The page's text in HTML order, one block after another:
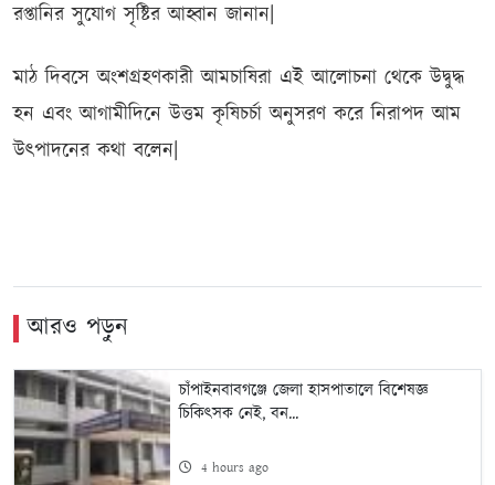
রপ্তানির সুযোগ সৃষ্টির আহ্বান জানান|
মাঠ দিবসে অংশগ্রহণকারী আমচাষিরা এই আলোচনা থেকে উদ্বুদ্ধ
হন এবং আগামীদিনে উত্তম কৃষিচর্চা অনুসরণ করে নিরাপদ আম
উৎপাদনের কথা বলেন|
আরও পড়ুন
চাঁপাইনবাবগঞ্জে জেলা হাসপাতালে বিশেষজ্ঞ
চিকিৎসক নেই, বন...
4 hours ago